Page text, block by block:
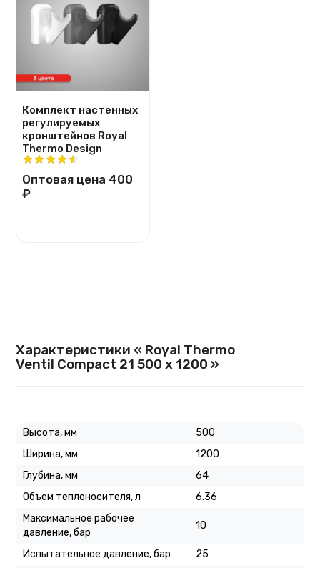
Комплект настенных
регулируемых
кронштейнов Royal
Thermo Design
Оптовая цена 400
₽
Характеристики « Royal Thermo
Ventil Compact 21 500 х 1200 »
Высота, мм
500
Ширина, мм
1200
Глубина, мм
64
Объем теплоносителя, л
6.36
Максимальное рабочее
давление, бар
10
Испытательное давление, бар
25